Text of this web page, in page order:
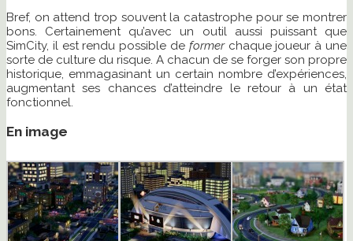
Bref, on attend trop souvent la catastrophe pour se montrer
bons. Certainement qu’avec un outil aussi puissant que
SimCity, il est rendu possible de formerchaque joueur à une
sorte de culture du risque. A chacun de se forger son propre
historique, emmagasinant un certain nombre d’expériences,
augmentant ses chances d’atteindre le retour à un état
fonctionnel.
En image